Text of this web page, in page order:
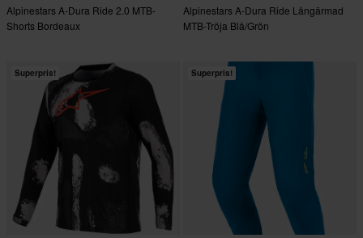
Alpinestars A-Dura Ride 2.0 MTB-
Shorts Bordeaux
Alpinestars A-Dura Ride Långärmad
MTB-Tröja Blå/Grön
Superpris! Superpris!